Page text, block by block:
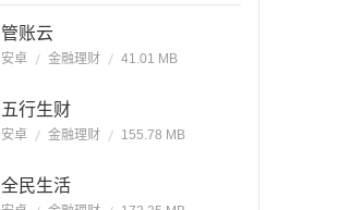
管账云
安卓 金融理财 41.01 MB
五行生财
安卓 金融理财 155.78 MB
全民生活